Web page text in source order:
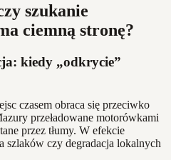
szukanie
ciemną stronę?
kiedy „odkrycie”
czasem obraca się przeciwko
przeładowane motorówkami
przez tłumy. W efekcie
szlaków czy degradacja lokalnych